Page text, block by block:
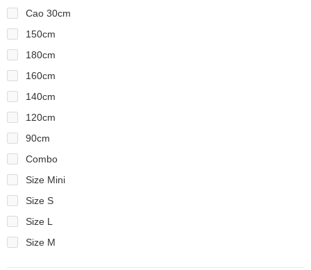
Cao 30cm
150cm
180cm
160cm
140cm
120cm
90cm
Combo
Size Mini
Size S
Size L
Size M